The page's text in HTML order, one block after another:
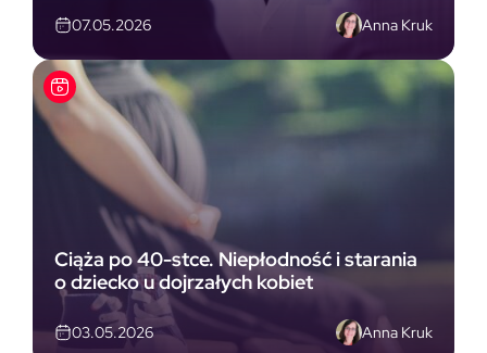
07.05.2026 Anna Kruk
Ciąża po 40-stce. Niepłodność i starania
o dziecko u dojrzałych kobiet
03.05.2026 Anna Kruk